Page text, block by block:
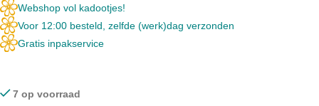
Webshop vol kadootjes!
Voor 12:00 besteld, zelfde (werk)dag verzonden
Gratis inpakservice
7 op voorraad